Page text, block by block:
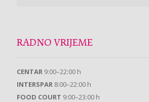
RADNO VRIJEME
CENTAR 9:00–22:00 h
INTERSPAR 8:00–22:00 h
FOOD COURT 9:00–23:00 h